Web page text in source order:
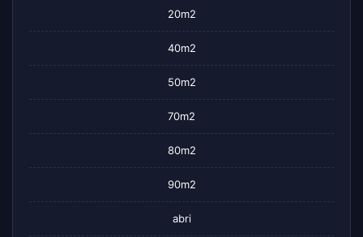
20m2
40m2
50m2
70m2
80m2
90m2
abri